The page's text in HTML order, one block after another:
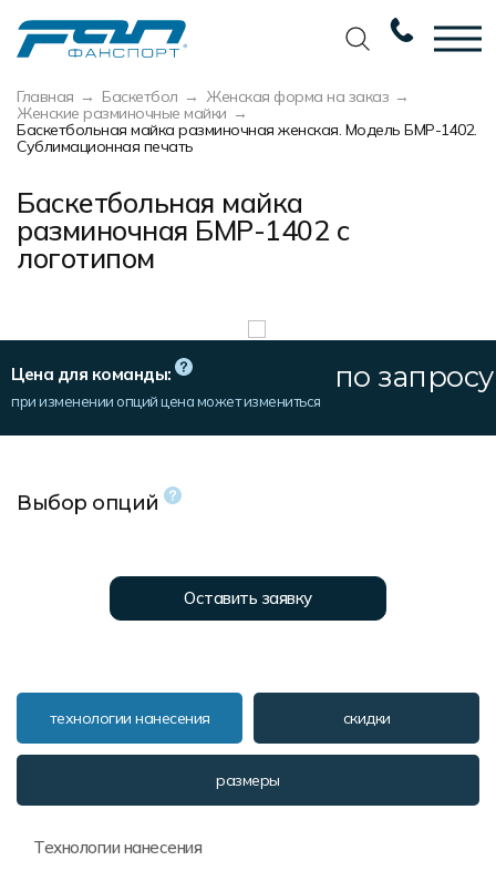
Главная Баскетбол
Женская форма на заказ
Женские разминочные майки
Баскетбольная майка разминочная женская. Модель БМР-1402.
Сублимационная печать
Баскетбольная майка
разминочная БМР-1402 с
логотипом
Цена для команды:
при изменении опций цена может измениться
по запросу
Выбор опций
Оставить заявку
технологии нанесения скидки
размеры
Технологии нанесения
Вернуться назад
Футбол
Баскетбол
Волейбол
Другие виды спорта
Форма в наличии
Вернуться назад
Новости
Наши награды
Сертификаты
Фото изделий
Статьи
Вернуться назад
Разработка дизайна
Услуги по пошиву
Экипировка
Изготовление мерча
Пошив формы для курьеров
Вернуться назад
Разработка дизайна
Требования к макету
Технологии печати
Карта цветов
Система скидок и наценок